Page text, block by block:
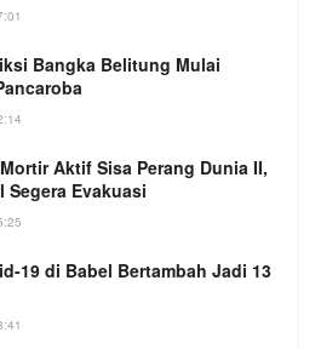
Bangka Belitung Mulai
Aktif Sisa Perang Dunia II,
Segera Evakuasi
19 di Babel Bertambah Jadi 13